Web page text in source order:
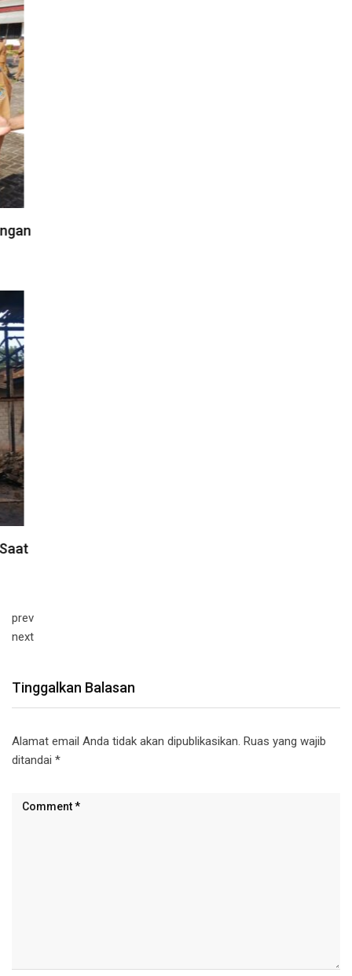
prev
next
Tinggalkan Balasan
Alamat email Anda tidak akan dipublikasikan. Ruas yang wajib
ditandai *